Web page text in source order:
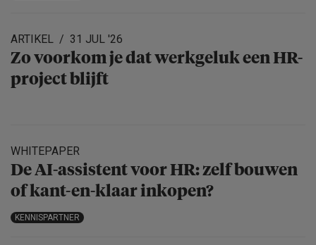
ARTIKEL 31 JUL '26
Zo voorkom je dat werkgeluk een HR-
project blijft
WHITEPAPER
De AI-assistent voor HR: zelf bouwen
of kant-en-klaar inkopen?
KENNISPARTNER